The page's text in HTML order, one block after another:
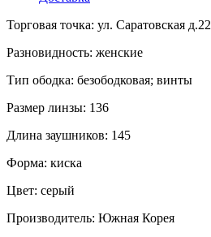
Торговая точка: ул. Саратовская д.22
Разновидность: женские
Тип ободка: безободковая; винты
Размер линзы: 136
Длина заушников: 145
Форма: киска
Цвет: серый
Производитель: Южная Корея